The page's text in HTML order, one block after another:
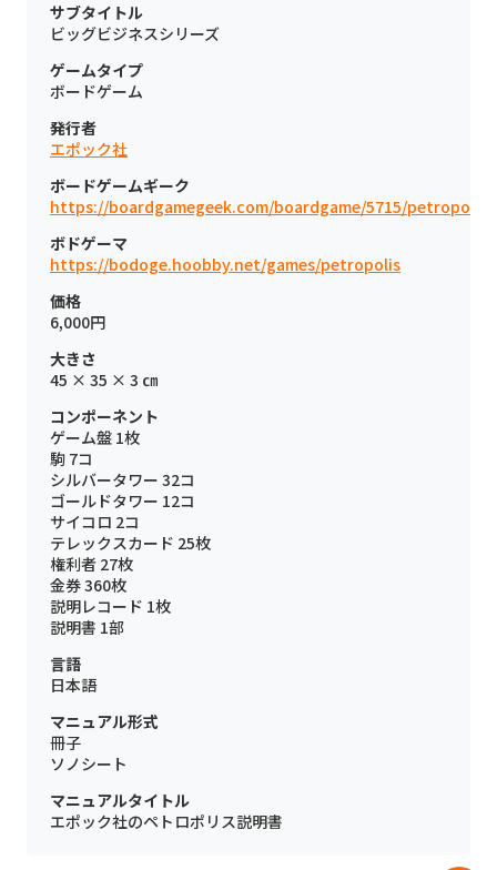
サブタイトル
ビッグビジネスシリーズ
ゲームタイプ
ボードゲーム
発行者
エポック社
ボードゲームギーク
https://boardgamegeek.com/boardgame/5715/petropolis
ボドゲーマ
https://bodoge.hoobby.net/games/petropolis
価格
6,000円
大きさ
45 × 35 × 3 ㎝
コンポーネント
ゲーム盤 1枚
駒 7コ
シルバータワー 32コ
ゴールドタワー 12コ
サイコロ 2コ
テレックスカード 25枚
権利者 27枚
金券 360枚
説明レコード 1枚
説明書 1部
言語
日本語
マニュアル形式
冊子
ソノシート
マニュアルタイトル
エポック社のペトロポリス説明書